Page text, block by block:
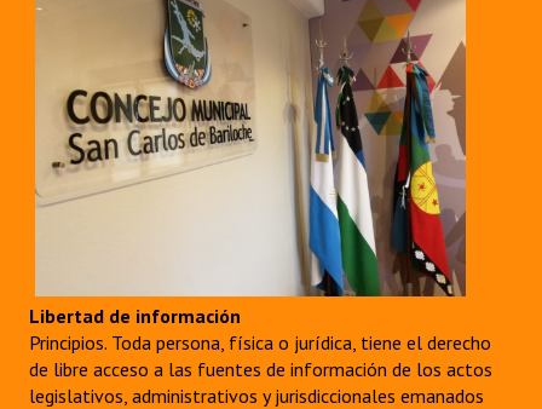
Libertad de información
Principios. Toda persona, física o jurídica, tiene el derecho
de libre acceso a las fuentes de información de los actos
legislativos, administrativos y jurisdiccionales emanados